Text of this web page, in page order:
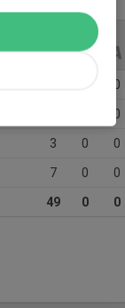
0
0
3 0 0
7 0 0
49 0 0